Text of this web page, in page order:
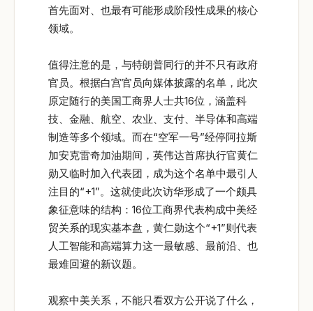
首先面对、也最有可能形成阶段性成果的核心
领域。
值得注意的是，与特朗普同行的并不只有政府
官员。根据白宫官员向媒体披露的名单，此次
原定随行的美国工商界人士共16位，涵盖科
技、金融、航空、农业、支付、半导体和高端
制造等多个领域。而在“空军一号”经停阿拉斯
加安克雷奇加油期间，英伟达首席执行官黄仁
勋又临时加入代表团，成为这个名单中最引人
注目的“+1”。这就使此次访华形成了一个颇具
象征意味的结构：16位工商界代表构成中美经
贸关系的现实基本盘，黄仁勋这个“+1”则代表
人工智能和高端算力这一最敏感、最前沿、也
最难回避的新议题。
观察中美关系，不能只看双方公开说了什么，